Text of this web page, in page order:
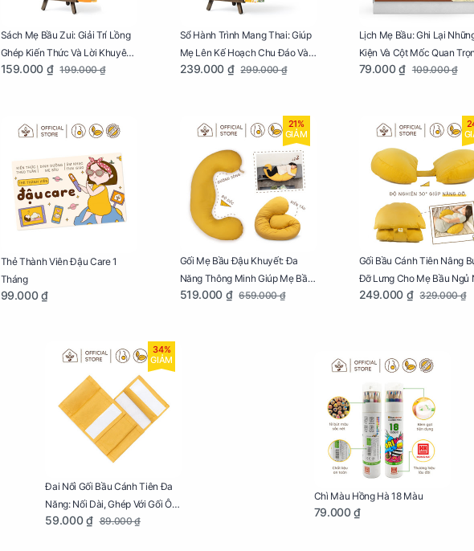
Sách Mẹ Bầu Zui: Giải Trí Lồng
Ghép Kiến Thức Và Lời Khuyên
Mang Thai Bổ Ích
159.000 ₫ 199.000 ₫
Sổ Hành Trình Mang Thai: Giúp
Mẹ Lên Kế Hoạch Chu Đáo Và
Lưu Giữ Kỷ Niệm Mang Thai
239.000 ₫ 299.000 ₫
Lịch Mẹ Bầu: Ghi Lại
Kiện Và Cột Mốc Quan
Của Mẹ Và Bé
79.000 ₫ 109.000 ₫
Thẻ Thành Viên Đậu Care 1
Tháng
99.000 ₫
21%
GIẢM
Gối Mẹ Bầu Đậu Khuyết: Đa
Năng Thông Minh Giúp Mẹ Bầu
Ngủ Ngon, Cho Bé Bú Sau Sinh
519.000 ₫ 659.000 ₫
Gối Bầu Cánh Tiên Nâng
Đỡ Lưng Cho Mẹ Bầu Ngủ
249.000 ₫ 329.000 ₫
34%
GIẢM
Đai Nối Gối Bầu Cánh Tiên Đa
Năng: Nối Dài, Ghép Với Gối Ôm
Dễ Dàng
59.000 ₫ 89.000 ₫
Chì Màu Hồng Hà 18 Màu
79.000 ₫